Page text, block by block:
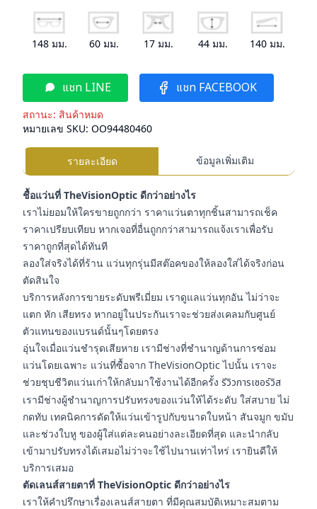
148 มม. 60 มม. 17มม. 44มม. 140มม.
แชท LINE แชท FACEBOOK
สถานะ: สินค้าหมด
หมายเลข SKU: OO94480460
รายละเอียด ข้อมูลเพิ่มเติม
ชื้อแว่นที่ TheVisionOptic ดีกว่าอย่างไร
เราไม่ยอมให้ใครขายถูกกว่า ราคาแว่นตาทุกชิ้นสามารถเช็ค
ราคาเปรียบเทียบ หากเจอที่อื่นถูกกว่าสามารถแจ้งเราเพื่อรับ
ราคาถูกที่สุดได้ทันที
ลองใส่จริงได้ที่ร้าน แว่นทุกรุ่นมีสต๊อคของให้ลองใส่ได้จริงก่อน
ตัดสินใจ
บริการหลังการขายระดับพรีเมี่ยม เราดูแลแว่นทุกอัน ไม่ว่าจะ
แตก หัก เสียทรง หากอยู่ในประกันเราจะช่วยส่งเคลมกับศูนย์
ตัวแทนของแบรนด์นั้นๆโดยตรง
อุ่นใจเมื่อแว่นชำรุดเสียหาย เรามีช่างที่ชำนาญด้านการซ่อม
แว่นโดยเฉพาะ แว่นที่ซื้อจาก TheVisionOptic ไปนั้น เราจะ
ช่วยชุบชีวิตแว่นเก่าให้กลับมาใช้งานได้อีกครั้ง รีวิวการเซอร์วิส
เรามีช่างผู้ชำนาญการปรับทรงของแว่นให้ได้ระดับ ใส่สบาย ไม่
กดทับ เทคนิคการดัดให้แว่นเข้ารูปกับขนาดใบหน้า สันจมูก ขมับ
และช่วงใบหู ของผู้ใส่แต่ละคนอย่างละเอียดที่สุด และนำกลับ
เข้ามาปรับทรงได้เสมอไม่ว่าจะใช้ไปนานเท่าไหร่ เรายินดีให้
บริการเสมอ
ตัดเลนส์สายตาที่ TheVisionOptic ดีกว่าอย่างไร
เราให้คำปรึกษาเรื่องเลนส์สายตา ที่มีคุณสมบัติเหมาะสมตาม